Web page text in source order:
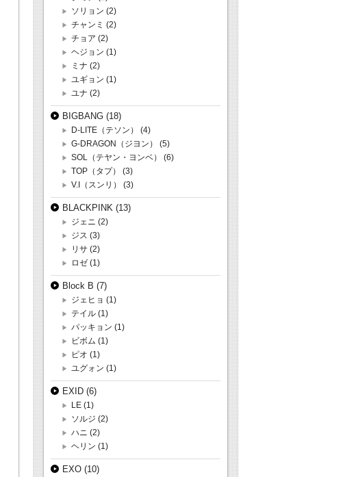
ソリョン (2)
チャンミ (2)
チョア (2)
ヘジョン (1)
ミナ (2)
ユギョン (1)
ユナ (2)
BIGBANG (18)
D-LITE（テソン）
(4)
G-DRAGON（ジヨン）
(5)
SOL（テヤン・ヨンベ）
(6)
TOP（タプ）
(3)
V.I（スンリ）
(3)
BLACKPINK (13)
ジェニ (2)
ジス (3)
リサ (2)
ロゼ (1)
Block B (7)
ジェヒョ (1)
テイル (1)
パッキョン (1)
ビボム (1)
ピオ (1)
ユグォン (1)
EXID (6)
LE (1)
ソルジ (2)
ハニ (2)
ヘリン (1)
EXO (10)